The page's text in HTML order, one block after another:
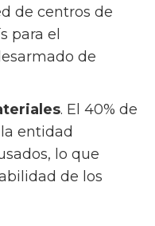
de centros de
para el
de
. El 40% de
entidad
lo que
de los